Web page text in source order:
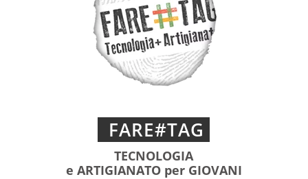
FARE#TAG
TECNOLOGIA
e ARTIGIANATO per GIOVANI